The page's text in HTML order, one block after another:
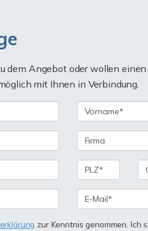
dem Angebot oder wollen
mit Ihnen in Verbindung.
zur Kenntnis genommen. Ich